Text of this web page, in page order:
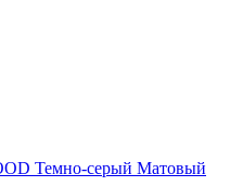
Темно-серый Матовый